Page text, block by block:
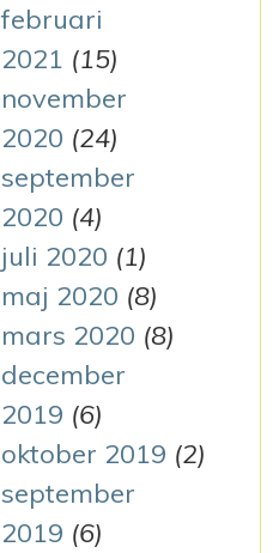
februari
2021 (15)
november
2020 (24)
september
2020 (4)
juli 2020 (1)
maj 2020 (8)
mars 2020 (8)
december
2019 (6)
oktober 2019 (2)
september
2019 (6)